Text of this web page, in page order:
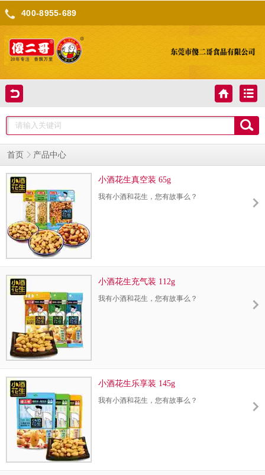
400-8955-689
首页 产品中心
小酒花生真空装 65g
我有小酒和花生，您有故事么？
小酒花生充气装 112g
我有小酒和花生，您有故事么？
小酒花生乐享装 145g
我有小酒和花生，您有故事么？